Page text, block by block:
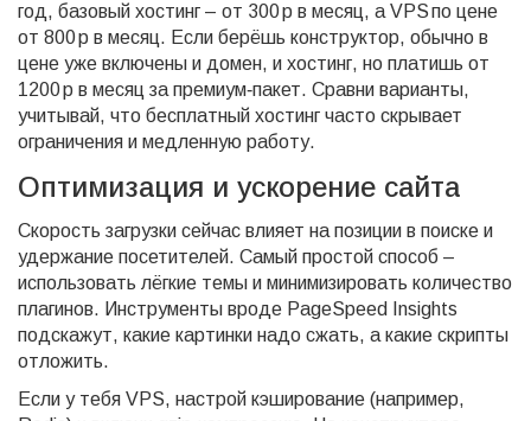
год, базовый хостинг – от 300 р в месяц, а VPS по цене
от 800 р в месяц. Если берёшь конструктор, обычно в
цене уже включены и домен, и хостинг, но платишь от
1200 р в месяц за премиум‑пакет. Сравни варианты,
учитывай, что бесплатный хостинг часто скрывает
ограничения и медленную работу.
Оптимизация и ускорение сайта
Скорость загрузки сейчас влияет на позиции в поиске и
удержание посетителей. Самый простой способ –
использовать лёгкие темы и минимизировать количество
плагинов. Инструменты вроде PageSpeed Insights
подскажут, какие картинки надо сжать, а какие скрипты
отложить.
Если у тебя VPS, настрой кэширование (например,